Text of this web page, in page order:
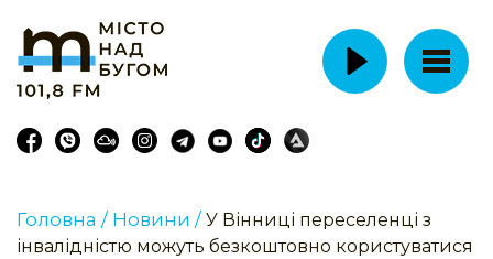
Головна / Новини / У Вінниці переселенці з
інвалідністю можуть безкоштовно користуватися